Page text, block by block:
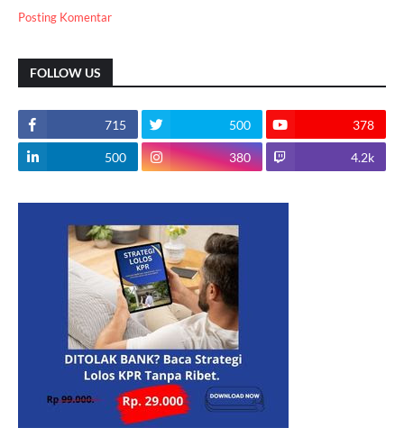
Posting Komentar
FOLLOW US
715 500 378
500 380 4.2k